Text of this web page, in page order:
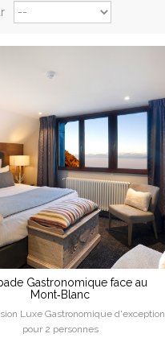
Gastronomique face au
Mont‑Blanc
Luxe Gastronomique d'exception
pour 2 personnes